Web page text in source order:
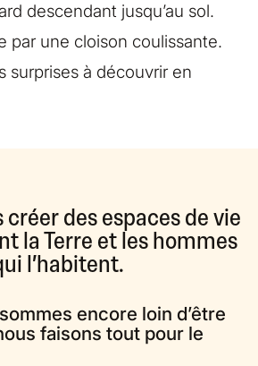
descendant jusqu’au sol.
par une cloison coulissante.
surprises à découvrir en
créer des espaces de vie
la Terre et les hommes
l’habitent.
encore loin d’être
faisons tout pour le